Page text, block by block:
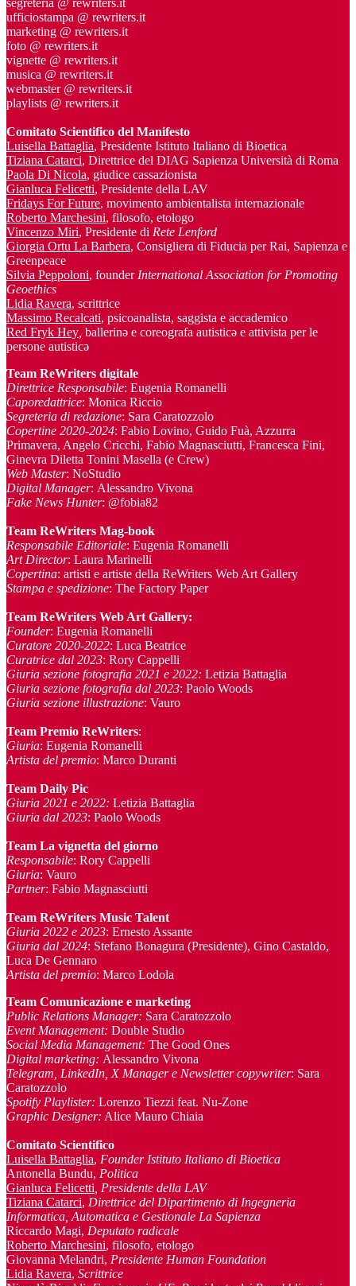
segreteria @ rewriters.it
ufficiostampa @ rewriters.it
marketing @ rewriters.it
foto @ rewriters.it
vignette @ rewriters.it
musica @ rewriters.it
webmaster @ rewriters.it
playlists @ rewriters.it
Comitato Scientifico del Manifesto
Luisella Battaglia, Presidente Istituto Italiano di Bioetica
Tiziana Catarci, Direttrice del DIAG Sapienza Università di Roma
Paola Di Nicola, giudice cassazionista
Gianluca Felicetti, Presidente della LAV
Fridays For Future, movimento ambientalista internazionale
Roberto Marchesini, filosofo, etologo
Vincenzo Miri, Presidente di Rete Lenford
Giorgia Ortu La Barbera, Consigliera di Fiducia per Rai, Sapienza e
Greenpeace
Silvia Peppoloni, founder International Association for Promoting
Geoethics
Lidia Ravera, scrittrice
Massimo Recalcati, psicoanalista, saggista e accademico
Red Fryk Hey ballerinə e coreografa autisticə e attivista per le
persone autisticə
Team ReWriters digitale
Direttrice Responsabile: Eugenia Romanelli
Caporedattrice: Monica Riccio
Segreteria di redazione: Sara Caratozzolo
Copertine 2020-2024: Fabio Lovino, Guido Fuà, Azzurra
Primavera, Angelo Cricchi, Fabio Magnasciutti, Francesca Fini,
Ginevra Diletta Tonini Masella (e Crew)
Web Master: NoStudio
Digital Manager: Alessandro Vivona
Fake News Hunter: @fobia82
Team ReWriters Mag-book
Responsabile Editoriale: Eugenia Romanelli
Art Director: Laura Marinelli
Copertina: artisti e artiste della ReWriters Web Art Gallery
Stampa e spedizione: The Factory Paper
Team ReWriters Web Art Gallery:
Founder: Eugenia Romanelli
Curatore 2020-2022: Luca Beatrice
Curatrice dal 2023: Rory Cappelli
Giuria sezione fotografia 2021 e 2022: Letizia Battaglia
Giuria sezione fotografia dal 2023: Paolo Woods
Giuria sezione illustrazione: Vauro
Team Premio ReWriters:
Giuria: Eugenia Romanelli
Artista del premio: Marco Duranti
Team Daily Pic
Giuria 2021 e 2022: Letizia Battaglia
Giuria dal 2023: Paolo Woods
Team La vignetta del giorno
Responsabile: Rory Cappelli
Giuria: Vauro
Partner: Fabio Magnasciutti
Team ReWriters Music Talent
Giuria 2022 e 2023: Ernesto Assante
Giuria dal 2024: Stefano Bonagura (Presidente), Gino Castaldo,
Luca De Gennaro
Artista del premio: Marco Lodola
Team Comunicazione e marketing
Public Relations Manager: Sara Caratozzolo
Event Management: Double Studio
Social Media Management: The Good Ones
Digital marketing: Alessandro Vivona
Telegram, LinkedIn, X Manager e Newsletter copywriter: Sara
Caratozzolo
Spotify Playlister: Lorenzo Tiezzi feat. Nu-Zone
Graphic Designer: Alice Mauro Chiaia
Comitato Scientifico
Luisella Battaglia, Founder Istituto Italiano di Bioetica
Antonella Bundu, Politica
Gianluca Felicetti , Presidente della LAV
Tiziana Catarci, Direttrice del Dipartimento di Ingegneria
Informatica, Automatica e Gestionale La Sapienza
Riccardo Magi, Deputato radicale
Roberto Marchesini, filosofo, etologo
Giovanna Melandri, Presidente Human Foundation
Lidia Ravera, Scrittrice